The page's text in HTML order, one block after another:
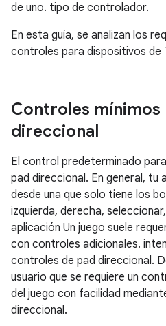
de uno. tipo de controlador.
En esta guía, se analizan los
controles para dispositivos de
Controles mínimos
direccional
El control predeterminado
pad direccional. En general, tu
desde una que solo tiene los
izquierda, derecha,
aplicación Un juego suele
con controles adicionales.
controles de pad direccional.
usuario que se requiere un
del juego con facilidad
direccional.